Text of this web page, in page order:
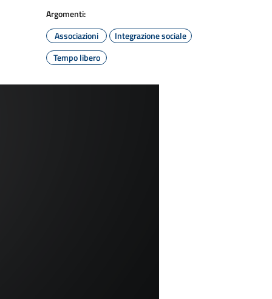
Argomenti:
Associazioni
Integrazione sociale
Tempo libero